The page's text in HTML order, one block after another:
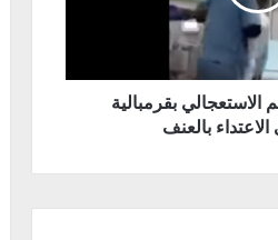
بقرمبالية
بالعنف